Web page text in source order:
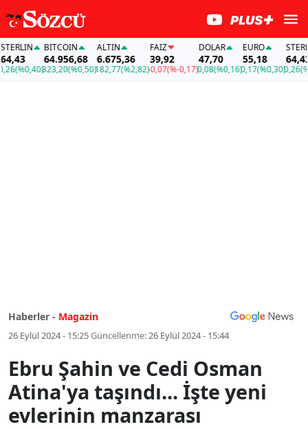
BITCOIN
64.956,68
323,20(%0,50)
ALTIN
6.675,36
182,77(%2,82)
39,92
-0,07(%-0,17)
DOLAR
47,70
0,08(%0,16)
EURO
55,18
0,17(%0,30)
STERLIN
64,43
0,26
Haberler - Magazin
26 Eylül 2024 - 15:25Güncellenme:26 Eylül 2024 - 15:44
Ebru Şahin ve Cedi Osman
Atina'ya taşındı... İşte yeni
evlerinin manzarası